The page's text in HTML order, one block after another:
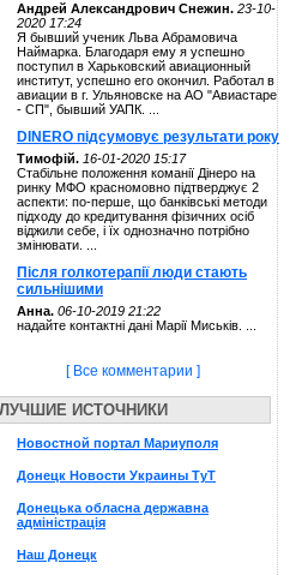
Андрей Александрович Снежин. 23-10-
2020 17:24
Я бывший ученик Льва Абрамовича
Наймарка. Благодаря ему я успешно
поступил в Харьковский авиационный
институт, успешно его окончил. Работал в
авиации в г. Ульяновске на АО "Авиастаре
- СП", бывший УАПК. ...
DINERO підсумовує результати року
Тимофій. 16-01-2020 15:17
Стабільне положення команії Дінеро на
ринку МФО красномовно підтверджує 2
аспекти: по-перше, що банківські методи
підходу до кредитування фізичних осіб
віджили себе, і їх однозначно потрібно
змінювати. ...
Після голкотерапії люди стають
сильнішими
Анна. 06-10-2019 21:22
надайте контактні дані Марії Миськів. ...
[ Все комментарии ]
ЛУЧШИЕ ИСТОЧНИКИ
Новостной портал Мариуполя
Донецк Новости Украины ТуТ
Донецька обласна державна
адміністрація
Наш Донецк